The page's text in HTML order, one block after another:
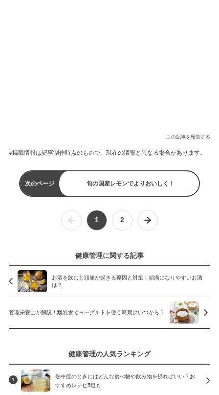
この記事を報告する
※掲載情報は記事制作時点のもので、現在の情報と異なる場合があります。
次のページ 旬の国産レモンでよりおいしく！
1 2
健康管理に関する記事
お酒を飲むと頭痛が起きる原因と対策！頭痛になりやすいお酒
は？
管理栄養士が解説！離乳食でヨーグルトを使う時期はいつから？
健康管理の人気ランキング
1
熱中症のときにはどんな食べ物や飲み物を摂ればいい？お
すすめレシピ5選も